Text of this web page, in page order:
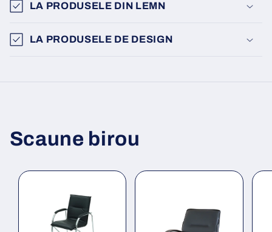
LA PRODUSELE DIN LEMN
LA PRODUSELE DE DESIGN
Scaune birou